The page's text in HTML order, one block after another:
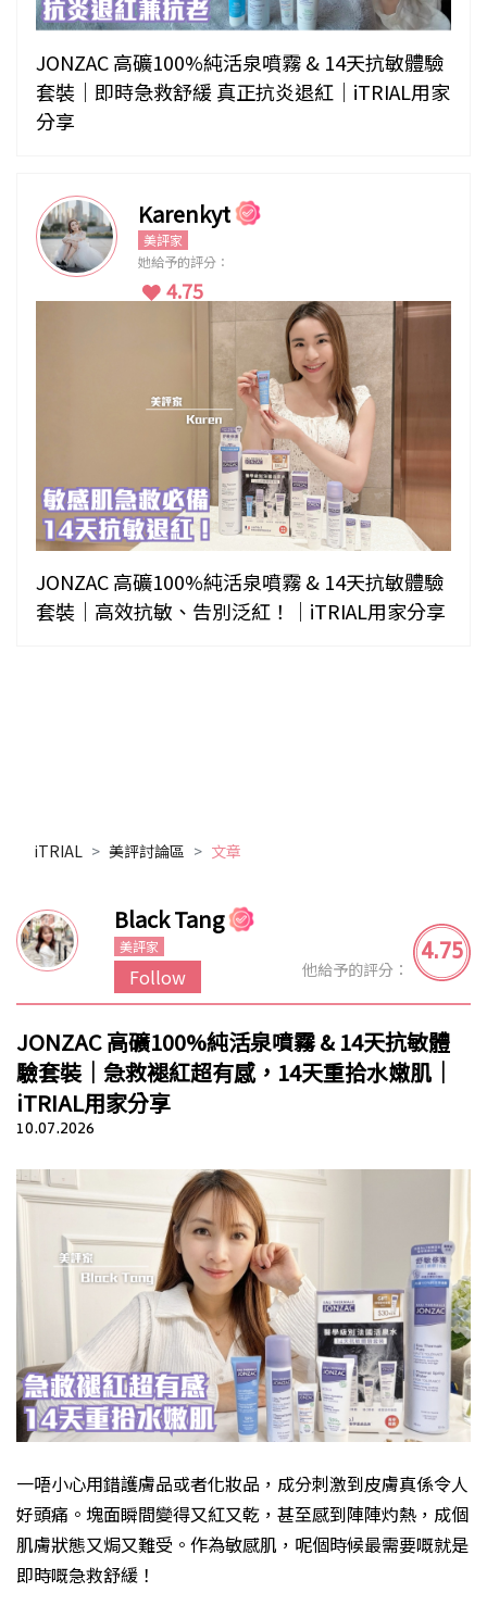
JONZAC 高礦100%純活泉噴霧 & 14天抗敏體驗
套裝｜即時急救舒緩 真正抗炎退紅｜iTRIAL用家
分享
Karenkyt
美評家
她給予的評分：
4.75
JONZAC 高礦100%純活泉噴霧 & 14天抗敏體驗
套裝｜高效抗敏、告別泛紅！｜iTRIAL用家分享
iTRIAL 美評討論區 文章
Black Tang
美評家
Follow 他給予的評分： 4.75
JONZAC 高礦100%純活泉噴霧 & 14天抗敏體
驗套裝｜急救褪紅超有感，14天重拾水嫩肌｜
iTRIAL用家分享
10.07.2026
一唔小心用錯護膚品或者化妝品，成分刺激到皮膚真係令人
好頭痛。塊面瞬間變得又紅又乾，甚至感到陣陣灼熱，成個
肌膚狀態又焗又難受。作為敏感肌，呢個時候最需要嘅就是
即時嘅急救舒緩！